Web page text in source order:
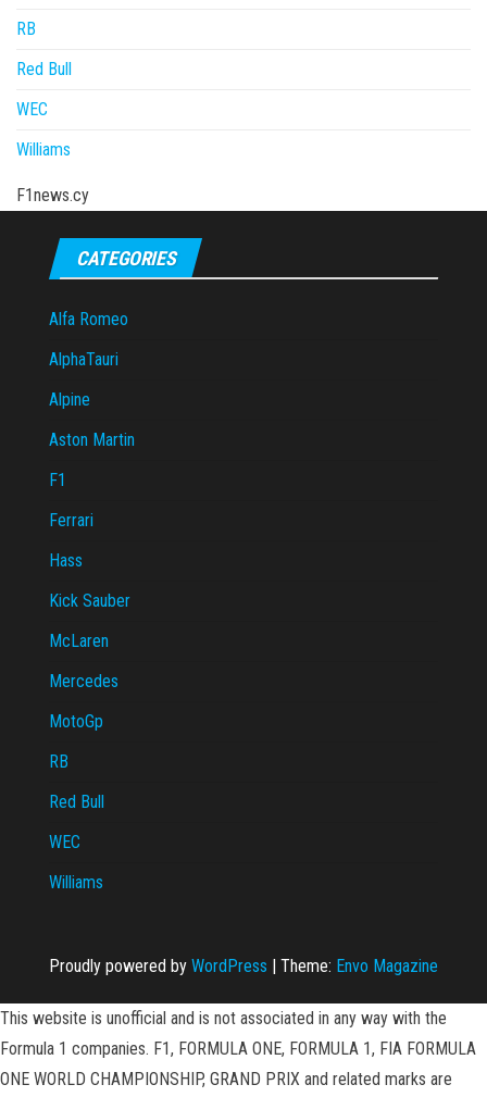
RB
Red Bull
WEC
Williams
F1news.cy
CATEGORIES
Alfa Romeo
AlphaTauri
Alpine
Aston Martin
F1
Ferrari
Hass
Kick Sauber
McLaren
Mercedes
MotoGp
RB
Red Bull
WEC
Williams
Proudly powered by WordPress | Theme: Envo Magazine
This website is unofficial and is not associated in any way with the
Formula 1 companies. F1, FORMULA ONE, FORMULA 1, FIA FORMULA
ONE WORLD CHAMPIONSHIP, GRAND PRIX and related marks are